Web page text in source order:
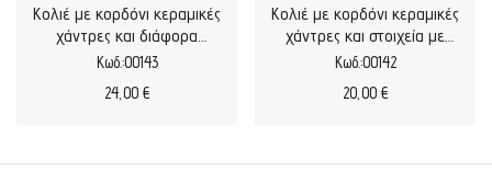
Κολιέ με κορδόνι κεραμικές
χάντρες και διάφορα
στοιχεία με σμάλτο
Κωδ.:00143
24,00 €
Κολιέ με κορδόνι κεραμικές
χάντρες και στοιχεία με
σμάλτο
Κωδ.:00142
20,00 €